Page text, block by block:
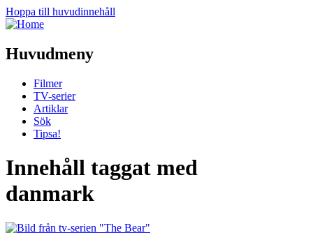
Hoppa till huvudinnehåll
Huvudmeny
Filmer
TV-serier
Artiklar
Sök
Tipsa!
Innehåll taggat med
danmark